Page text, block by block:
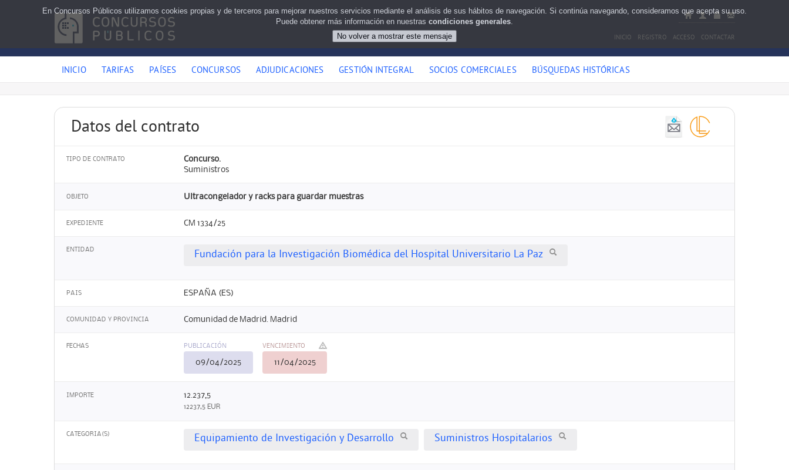
INICIO REGISTRO ACCESO CONTACTAR
INICIO TARIFAS PAÍSES CONCURSOS ADJUDICACIONES GESTIÓN INTEGRAL SOCIOS COMERCIALES BÚSQUEDAS HISTÓRICAS
Datos del contrato
TIPO DE CONTRATO
Concurso.
Suministros
OBJETO Ultracongelador y racks para guardar muestras
EXPEDIENTE CM 1334/25
ENTIDAD Fundación para la Investigación Biomédica del Hospital Universitario La Paz
PAIS ESPAÑA (ES)
COMUNIDAD Y PROVINCIA Comunidad de Madrid. Madrid
FECHAS PUBLICACIÓN
09/04/2025
VENCIMIENTO
11/04/2025
IMPORTE 12.237,5
12237,5 EUR
CATEGORIA(S) Equipamiento de Investigación y Desarrollo Suministros Hospitalarios
En Concursos Públicos utilizamos cookies propias y de terceros para mejorar nuestros servicios mediante el análisis de sus hábitos de navegación. Si continúa navegando, consideramos que acepta su uso.
Puede obtener más información en nuestras condiciones generales.